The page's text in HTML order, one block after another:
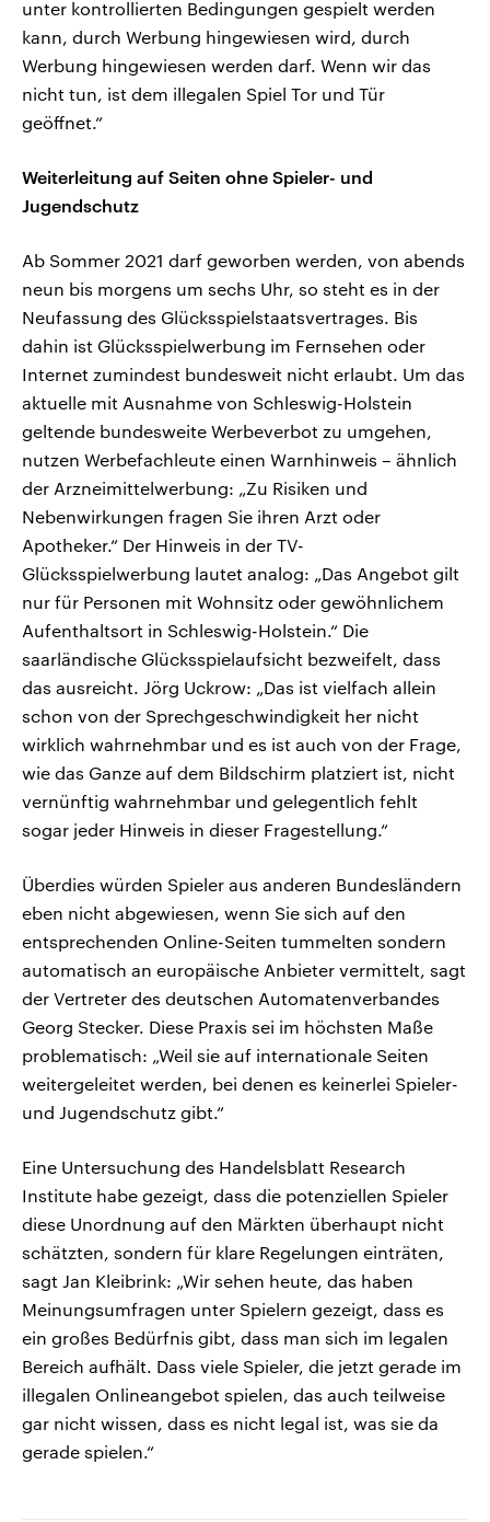
unter kontrollierten Bedingungen gespielt werden
kann, durch Werbung hingewiesen wird, durch
Werbung hingewiesen werden darf. Wenn wir das
nicht tun, ist dem illegalen Spiel Tor und Tür
geöffnet.“
Weiterleitung auf Seiten ohne Spieler- und
Jugendschutz
Ab Sommer 2021 darf geworben werden, von abends
neun bis morgens um sechs Uhr, so steht es in der
Neufassung des Glücksspielstaatsvertrages. Bis
dahin ist Glücksspielwerbung im Fernsehen oder
Internet zumindest bundesweit nicht erlaubt. Um das
aktuelle mit Ausnahme von Schleswig-Holstein
geltende bundesweite Werbeverbot zu umgehen,
nutzen Werbefachleute einen Warnhinweis – ähnlich
der Arzneimittelwerbung: „Zu Risiken und
Nebenwirkungen fragen Sie ihren Arzt oder
Apotheker.“ Der Hinweis in der TV-
Glücksspielwerbung lautet analog: „Das Angebot gilt
nur für Personen mit Wohnsitz oder gewöhnlichem
Aufenthaltsort in Schleswig-Holstein.“ Die
saarländische Glücksspielaufsicht bezweifelt, dass
das ausreicht. Jörg Uckrow: „Das ist vielfach allein
schon von der Sprechgeschwindigkeit her nicht
wirklich wahrnehmbar und es ist auch von der Frage,
wie das Ganze auf dem Bildschirm platziert ist, nicht
vernünftig wahrnehmbar und gelegentlich fehlt
sogar jeder Hinweis in dieser Fragestellung.“
Überdies würden Spieler aus anderen Bundesländern
eben nicht abgewiesen, wenn Sie sich auf den
entsprechenden Online-Seiten tummelten sondern
automatisch an europäische Anbieter vermittelt, sagt
der Vertreter des deutschen Automatenverbandes
Georg Stecker. Diese Praxis sei im höchsten Maße
problematisch: „Weil sie auf internationale Seiten
weitergeleitet werden, bei denen es keinerlei Spieler-
und Jugendschutz gibt.“
Eine Untersuchung des Handelsblatt Research
Institute habe gezeigt, dass die potenziellen Spieler
diese Unordnung auf den Märkten überhaupt nicht
schätzten, sondern für klare Regelungen einträten,
sagt Jan Kleibrink: „Wir sehen heute, das haben
Meinungsumfragen unter Spielern gezeigt, dass es
ein großes Bedürfnis gibt, dass man sich im legalen
Bereich aufhält. Dass viele Spieler, die jetzt gerade im
illegalen Onlineangebot spielen, das auch teilweise
gar nicht wissen, dass es nicht legal ist, was sie da
gerade spielen.“